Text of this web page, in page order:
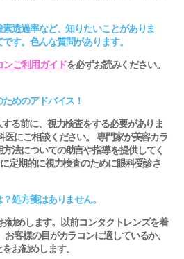
透過率など、知りたいことがありま
す。色んな質問があります。
ンご利用ガイドを必ずお読みください。
めのアドバイス！
る前に、視力検査をする必要がありま
医にご相談ください。 専門家が美容カラ
法についての助言や指導を提供してく
定期的に視力検査のために眼科受診さ
処方箋はありません。
勧めします。以前コンタクトレンズを着
客様の目がカラコンに適しているか、
お勧めします。